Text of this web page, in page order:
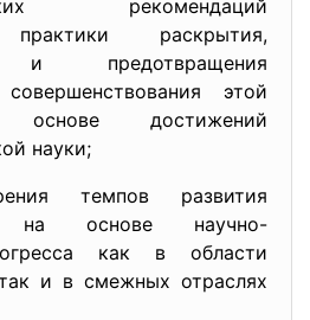
рекомендаций
практики раскрытия,
и предотвращения
этой
достижений
науки;
темпов развития
на основе научно-
как в области
и в смежных отраслях